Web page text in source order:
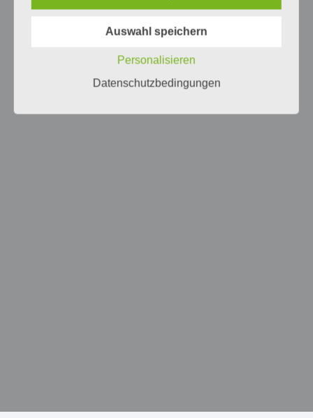
Auswahl speichern
Personalisieren
Datenschutzbedingungen